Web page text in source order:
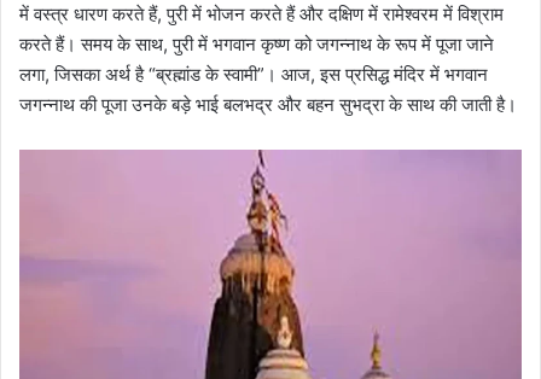
में वस्त्र धारण करते हैं, पुरी में भोजन करते हैं और दक्षिण में रामेश्वरम में विश्राम
करते हैं। समय के साथ, पुरी में भगवान कृष्ण को जगन्नाथ के रूप में पूजा जाने
लगा, जिसका अर्थ है “ब्रह्मांड के स्वामी”। आज, इस प्रसिद्ध मंदिर में भगवान
जगन्नाथ की पूजा उनके बड़े भाई बलभद्र और बहन सुभद्रा के साथ की जाती है।